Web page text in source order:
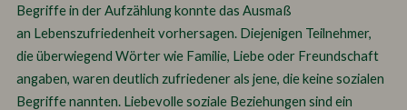
Begriffe in der Aufzählung konnte das Ausmaß
an Lebenszufriedenheit vorhersagen. Diejenigen Teilnehmer,
die überwiegend Wörter wie Familie, Liebe oder Freundschaft
angaben, waren deutlich zufriedener als jene, die keine sozialen
Begriffe nannten. Liebevolle soziale Beziehungen sind ein